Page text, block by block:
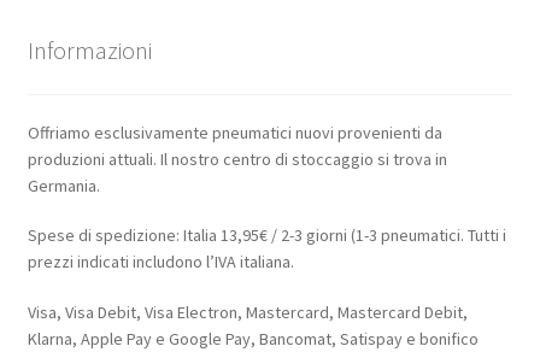
Informazioni
Offriamo esclusivamente pneumatici nuovi provenienti da
produzioni attuali. Il nostro centro di stoccaggio si trova in
Germania.
Spese di spedizione: Italia 13,95€ / 2-3 giorni (1-3 pneumatici. Tutti i
prezzi indicati includono l’IVA italiana.
Visa, Visa Debit, Visa Electron, Mastercard, Mastercard Debit,
Klarna, Apple Pay e Google Pay, Bancomat, Satispay e bonifico